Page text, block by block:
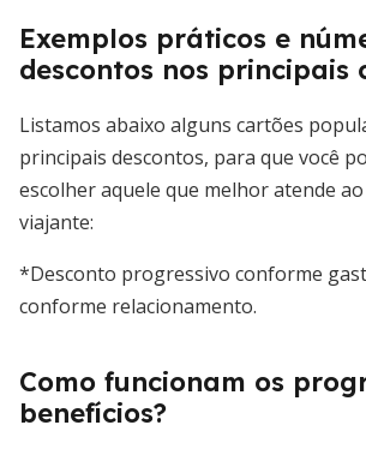
Exemplos práticos e
descontos nos principais
Listamos abaixo alguns cartões
principais descontos, para que você
escolher aquele que melhor atende
viajante:
*Desconto progressivo conforme
conforme relacionamento.
Como funcionam os
benefícios?